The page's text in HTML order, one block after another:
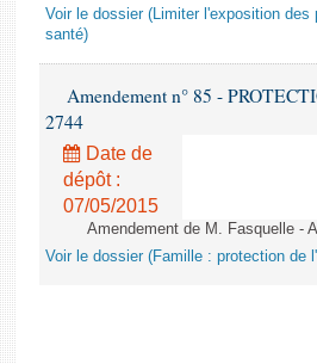
Voir le dossier (Limiter l'exposition
santé)
Amendement n° 85 -
2744
Date de
dépôt :
07/05/2015
Amendement de M. Fasquelle -
Voir le dossier (Famille : protection de